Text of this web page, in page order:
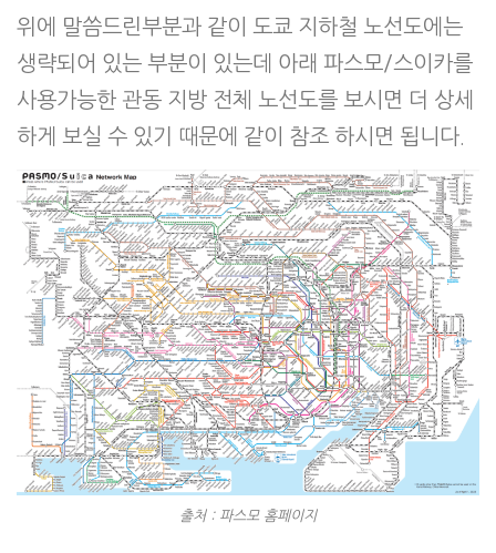
위에 말씀드린부분과 같이 도쿄 지하철 노선도에는
생략되어 있는 부분이 있는데 아래 파스모/스이카를
사용가능한 관동 지방 전체 노선도를 보시면 더 상세
하게 보실 수 있기 때문에 같이 참조 하시면 됩니다.
출처 : 파스모 홈페이지